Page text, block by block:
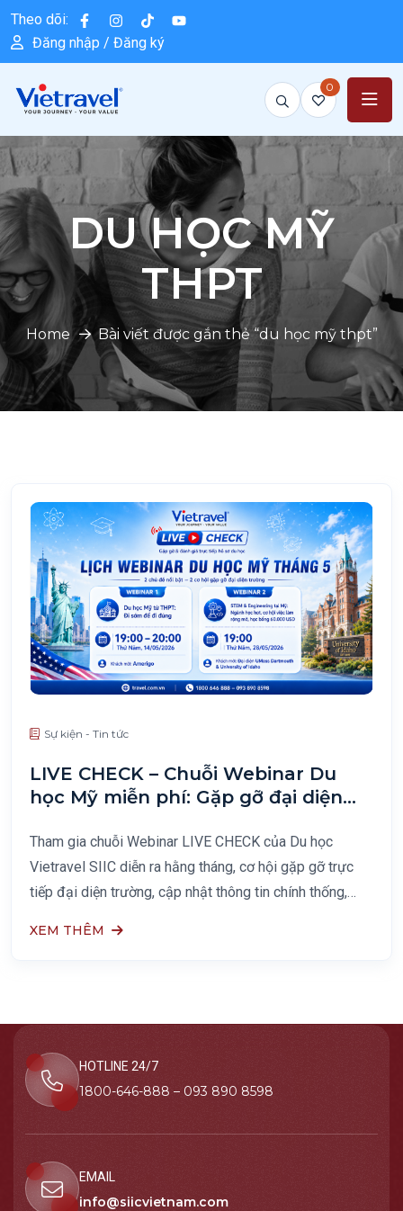
Theo dõi:
Đăng nhập / Đăng ký
0
DU HỌC MỸ
THPT
Home Bài viết được gắn thẻ “du học mỹ thpt”
Sự kiện - Tin tức
LIVE CHECK – Chuỗi Webinar Du
học Mỹ miễn phí: Gặp gỡ đại diện
cùng Vietravel SIIC
Tham gia chuỗi Webinar LIVE CHECK của Du học
Vietravel SIIC diễn ra hằng tháng, cơ hội gặp gỡ trực
tiếp đại diện trường, cập nhật thông tin chính thống,
XEM THÊM
HOTLINE 24/7
1800-646-888 – 093 890 8598
EMAIL
info@siicvietnam.com